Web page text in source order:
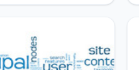
。文中还首次公开了我的
运维相关工作，现在已经
年，目前